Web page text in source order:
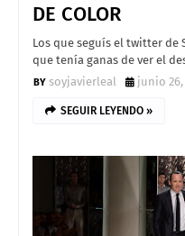
DE COLOR
Los que seguís el twitter
que tenía ganas de ver el
soyjavierleal
junio 26,
SEGUIR LEYENDO »